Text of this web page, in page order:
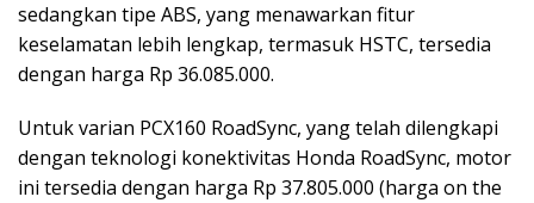
sedangkan tipe ABS, yang menawarkan fitur
keselamatan lebih lengkap, termasuk HSTC, tersedia
dengan harga Rp 36.085.000.
Untuk varian PCX160 RoadSync, yang telah dilengkapi
dengan teknologi konektivitas Honda RoadSync, motor
ini tersedia dengan harga Rp 37.805.000 (harga on the